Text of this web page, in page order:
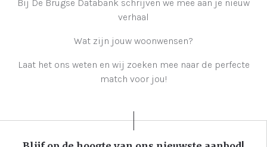
Bij De Brugse Databank schrijven we mee aan je nieuw
verhaal
Wat zijn jouw woonwensen?
Laat het ons weten en wij zoeken mee naar de perfecte
match voor jou!